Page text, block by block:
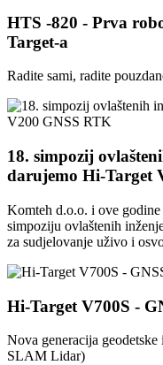
HTS -820 - Prva
Target-a
Radite sami, radite
18. simpozij
darujemo Hi-Target
Komteh d.o.o. i ove
simpoziju ovlaštenih
za sudjelovanje uživo i
Hi-Target V700S -
Nova generacija
SLAM Lidar)